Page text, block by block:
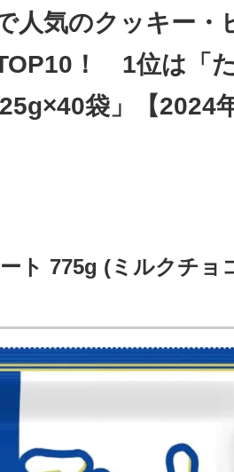
人気のクッキー・
！ 1位は「
袋」【2024
ト 775g (ミルクチョ